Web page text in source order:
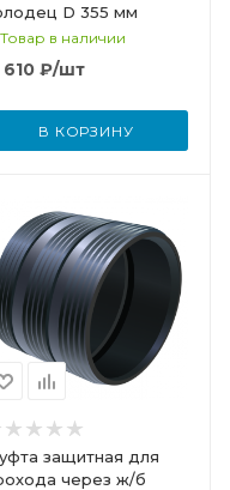
D 355 мм
Товар в наличии
₽/шт
В КОРЗИНУ
защитная для
через ж/б